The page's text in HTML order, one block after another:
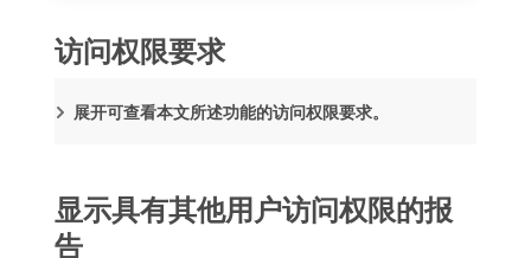
访问权限要求
展开可查看本文所述功能的访问权限要求。
显示具有其他用户访问权限的报
告